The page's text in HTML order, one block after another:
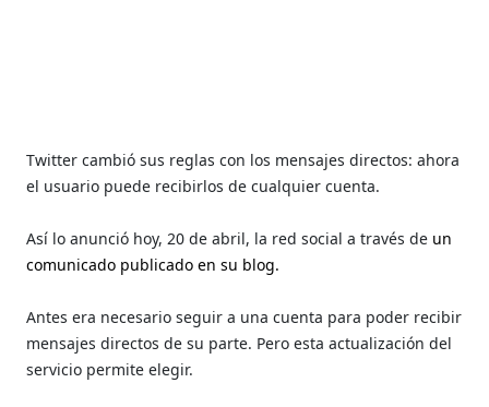
Twitter cambió sus reglas con los mensajes directos:ahora
el usuario puede recibirlos de cualquier cuenta.
Así lo anunció hoy, 20 de abril, la red social a través de un
comunicado publicado en su blog.
Antes era necesario seguir a una cuenta para poder recibir
mensajes directos de su parte. Pero esta actualización del
servicio permite elegir.